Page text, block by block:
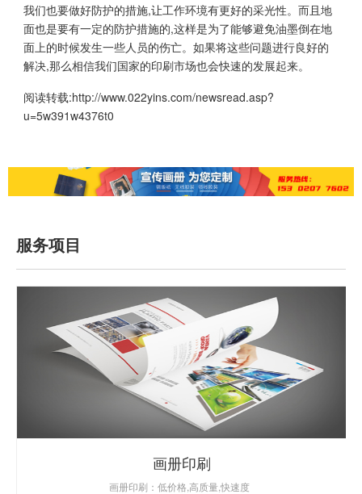
我们也要做好防护的措施,让工作环境有更好的采光性。而且地
面也是要有一定的防护措施的,这样是为了能够避免油墨倒在地
面上的时候发生一些人员的伤亡。如果将这些问题进行良好的
解决,那么相信我们国家的印刷市场也会快速的发展起来。
阅读转载:http://www.022yins.com/newsread.asp?
u=5w391w4376t0
服务项目
画册印刷
画册印刷：低价格,高质量,快速度